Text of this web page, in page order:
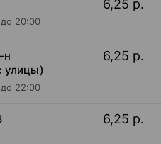
до 20:00
6,25 р.
н
улицы)
до 22:00
6,25 р.
6,25 р.